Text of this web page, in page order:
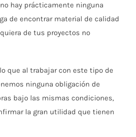
hay prácticamente ninguna
de encontrar material de calidad
de tus proyectos no
que al trabajar con este tipo de
ninguna obligación de
bajo las mismas condiciones,
la gran utilidad que tienen